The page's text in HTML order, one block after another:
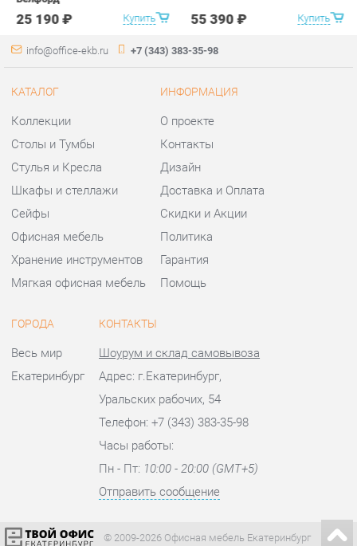
Стулья и Кресла
Сейфы
Офисная мебель
Хранение инструментов
Мягкая офисная мебель
О проекте
Дизайн
Скидки и Акции
Политика
Гарантия
Помощь
Весь мир
Екатеринбург
Шоурум и склад самовывоза
Адрес: г.Екатеринбург,
Уральских рабочих, 54
Часы работы:
© 2009-2026 Офисная мебель Екатеринбург